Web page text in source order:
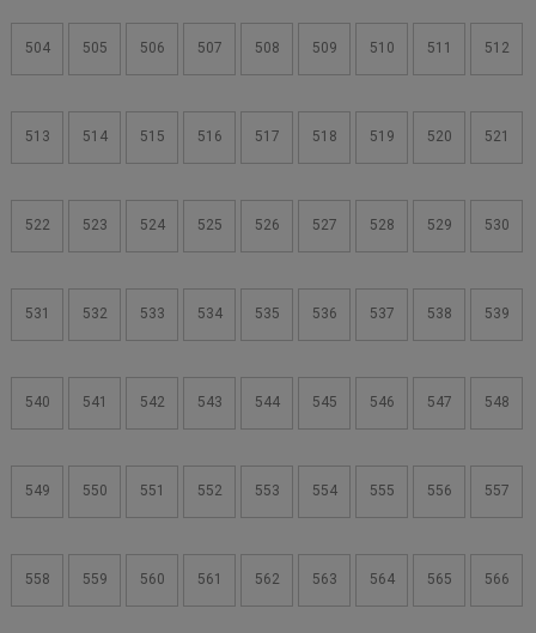
504 505 506 507 508 509 510 511 512
513 514 515 516 517 518 519 520 521
522 523 524 525 526 527 528 529 530
531 532 533 534 535 536 537 538 539
540 541 542 543 544 545 546 547 548
549 550 551 552 553 554 555 556 557
558 559 560 561 562 563 564 565 566